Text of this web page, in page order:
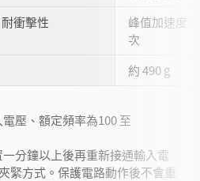
耐衝擊性
峰值加速度
次
約 490 g
壓、額定頻率為100 至
分鐘以上後再重新接通輸入電
緊方式。保護電路動作後不會重